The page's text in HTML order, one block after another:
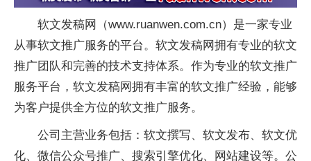
软文发稿网（www.ruanwen.com.cn）是一家专业
从事软文推广服务的平台。软文发稿网拥有专业的软文
推广团队和完善的技术支持体系。作为专业的软文推广
服务平台，软文发稿网拥有丰富的软文推广经验，能够
为客户提供全方位的软文推广服务。
公司主营业务包括：软文撰写、软文发布、软文优
化、微信公众号推广、搜索引擎优化、网站建设等。公